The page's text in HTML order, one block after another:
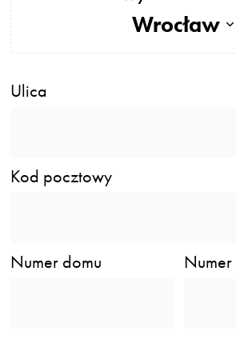
Wrocław
Ulica
Kod pocztowy
Numer domu Numer